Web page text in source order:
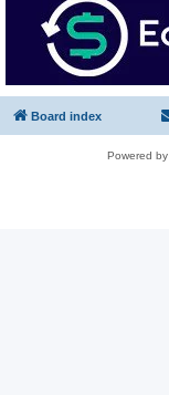
Board index
Powered by